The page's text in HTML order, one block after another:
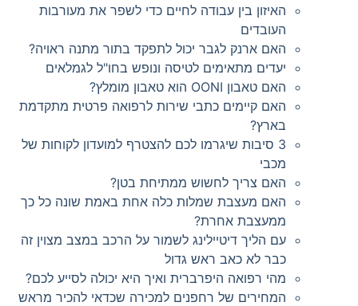
האיזון בין עבודה לחיים כדי לשפר את מעורבות
העובדים
האם ארנק לגבר יכול לתפקד בתור מתנה ראויה?
יעדים מתאימים לטיסה ונופש בחו"ל לגמלאים
האם טאבון OONI הוא טאבון מומלץ?
האם קיימים כתבי שירות לרפואה פרטית מתקדמת
בארץ?
3 סיבות שיגרמו לכם להצטרף למועדון לקוחות של
מכבי
האם צריך לחשוש ממתיחת בטן?
האם מעצבת שמלות כלה אחת באמת שונה כל כך
ממעצבת אחרת?
עם הליך דיטיילינג לשמור על הרכב במצב מצוין זה
כבר לא כאב ראש גדול
מהי רפואה היפרברית ואיך היא יכולה לסייע לכם?
המחירים של רחפנים למכירה שכדאי להכיר מראש